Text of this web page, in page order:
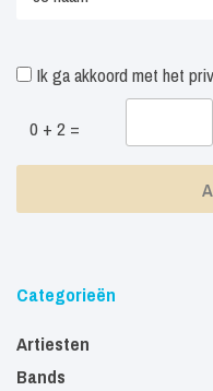
Ik ga akkoord met het
0 + 2 =
Categorieën
Artiesten
Bands